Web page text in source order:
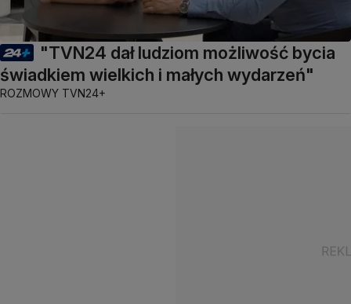
"TVN24 dał ludziom możliwość bycia
świadkiem wielkich i małych wydarzeń"
ROZMOWY TVN24+